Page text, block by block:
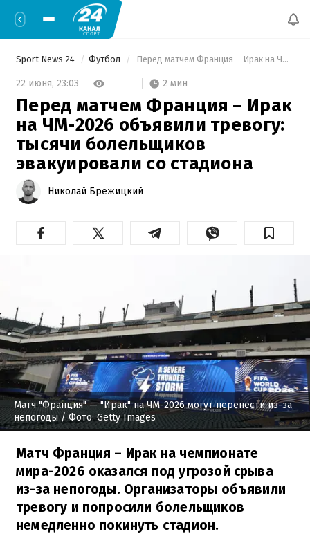
Sport News 24 Футбол Перед матчем Франция – Ирак на ЧМ-2026 объявили тревогу: тысячи болельщиков эвакуировали со стадиона
22 июня, 23:03 2 мин
Перед матчем Франция – Ирак
на ЧМ-2026 объявили тревогу:
тысячи болельщиков
эвакуировали со стадиона
Николай Брежицкий
Матч "Франция" — "Ирак" на ЧМ-2026 могут перенести из-за
непогоды / Фото: Getty Images
Матч Франция – Ирак на чемпионате
мира-2026 оказался под угрозой срыва
из-за непогоды. Организаторы объявили
тревогу и попросили болельщиков
немедленно покинуть стадион.